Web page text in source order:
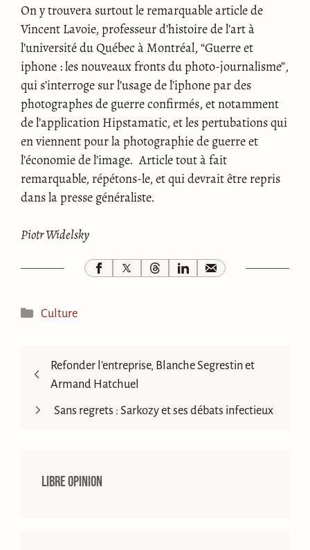
On y trouvera surtout le remarquable article de
Vincent Lavoie, professeur d’histoire de l’art à
l’université du Québec à Montréal, “Guerre et
iphone : les nouveaux fronts du photo-journalisme”,
qui s’interroge sur l’usage de l’iphone par des
photographes de guerre confirmés, et notamment
de l’application Hipstamatic, et les pertubations qui
en viennent pour la photographie de guerre et
l’économie de l’image. Article tout à fait
remarquable, répétons-le, et qui devrait être repris
dans la presse généraliste.
Piotr Widelsky
Catégories
Culture
Refonder l’entreprise, Blanche Segrestin et
Armand Hatchuel
Sans regrets : Sarkozy et ses débats infectieux
Libre opinion